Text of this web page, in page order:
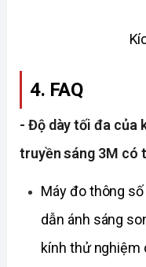
4. FAQ
- Độ dày tối đa của
truyền sáng 3M có
Máy đo thông
dẫn ánh sáng
kính thử nghiệm